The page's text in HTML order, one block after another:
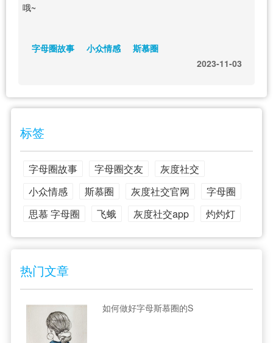
哦~
字母圈故事 小众情感
斯慕圈
2023-11-03
标签
字母圈故事 字母圈交友
灰度社交
小众情感
斯慕圈 灰度社交官网
字母圈
思慕 字母圈
飞蛾 灰度社交app 灼灼灯
热门文章
如何做好字母斯慕圈的S